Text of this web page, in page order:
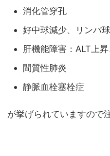
消化管穿孔
好中球減少、リンパ
肝機能障害：ALT上
間質性肺炎
静脈血栓塞栓症
が挙げられていますので